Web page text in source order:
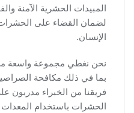
المبيدات الحشرية الآمنة
لضمان القضاء على الحشرات
الإنسان.
نحن نغطي مجموعة واسعة
بما في ذلك مكافحة
فريقنا من الخبراء مدربون
الحشرات باستخدام المعدات